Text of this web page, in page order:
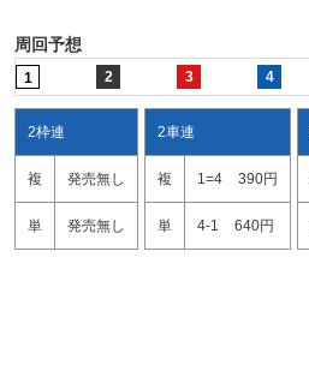
周回予想
1 2 3 4
2枠連
複 発売無し
単 発売無し
2車連
複 1=4 390円
単 4-1 640円